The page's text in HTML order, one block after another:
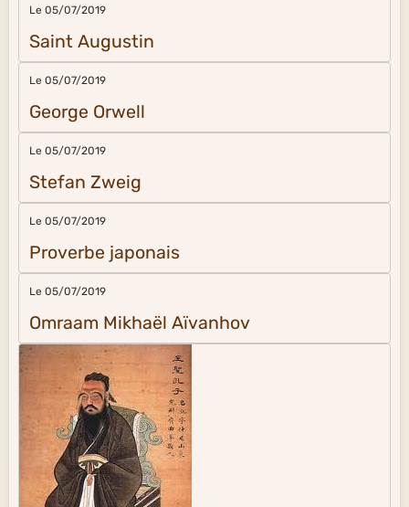
Le 05/07/2019
Saint Augustin
Le 05/07/2019
George Orwell
Le 05/07/2019
Stefan Zweig
Le 05/07/2019
Proverbe japonais
Le 05/07/2019
Omraam Mikhaël Aïvanhov